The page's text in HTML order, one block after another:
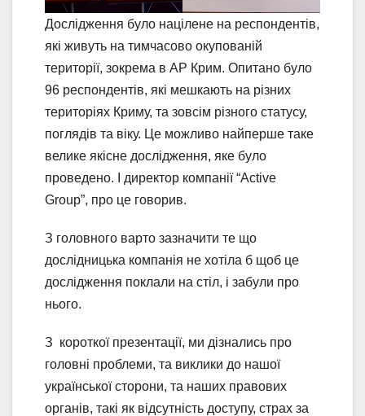
Дослідження було націлене на респондентів,
які живуть на тимчасово окупованій
території, зокрема в АР Крим. Опитано було
96 респондентів, які мешкають на різних
територіях Криму, та зовсім різного статусу,
поглядів та віку. Це можливо найперше таке
велике якісне дослідження, яке було
проведено. І директор компанії “Active
Group”, про це говорив.
З головного варто зазначити те що
дослідницька компанія не хотіла б щоб це
дослідження поклали на стіл, і забули про
нього.
З короткої презентації, ми дізнались про
головні проблеми, та виклики до нашої
української сторони, та наших правових
органів, такі як відсутність доступу, страх за